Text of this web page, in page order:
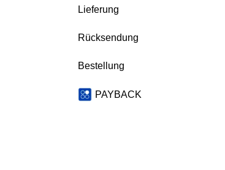
Lieferung
Rücksendung
Bestellung
PAYBACK